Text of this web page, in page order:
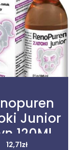
Junior
120Ml
12,71zł